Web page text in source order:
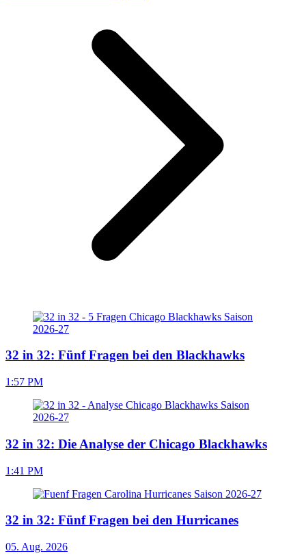
32 in 32: Fünf Fragen bei den Blackhawks
1:57 PM
32 in 32: Die Analyse der Chicago Blackhawks
1:41 PM
32 in 32: Fünf Fragen bei den Hurricanes
05. Aug. 2026